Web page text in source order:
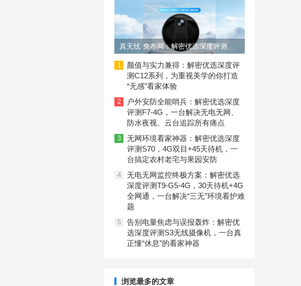
真无线·免布网：解密优选深度评测
C11-4G摄像头，如何用磁吸设计+4G
联网解决无网看护难题？
1
颜值与实力兼得：解密优选深度评
测C12系列，为重视美学的你打造
“无感”看家体验
2
户外安防全能哨兵：解密优选深度
评测F7-4G，一台解决无电无网、
防水夜视、云台追踪所有痛点
3
无网环境看家神器：解密优选深度
评测S70，4G双目+45天待机，一
台搞定农村老宅与果园安防
4
无电无网监控终极方案：解密优选
深度评测T9-G5-4G，30天待机+4G
全网通，一台解决“三无”环境看护难
题
5
告别电量焦虑与误报轰炸：解密优
选深度评测S3无线摄像机，一台真
正懂“休息”的看家神器
浏览最多的文章